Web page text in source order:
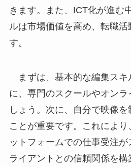
きます。また、ICT化が進む
ルは市場価値を高め、転職活
す。
まずは、基本的な編集スキ
に、専門のスクールやオンラ
しょう。次に、自分で映像
ことが重要です。これによ
ットフォームでの仕事受注
ライアントとの信頼関係を構